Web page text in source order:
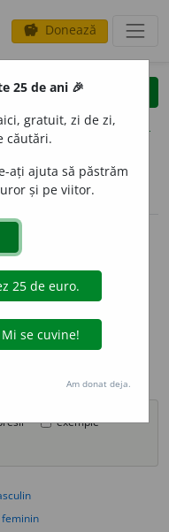
savings Donează
clear
opțiuni
declinări
compilate de
filadefiniții.
exemple
25 de ani 🎉
gratuit, zi de zi,
căutări.
ați ajuta să păstrăm
și pe viitor.
Am donat deja.